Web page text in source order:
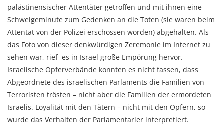
palästinensischer Attentäter getroffen und mit ihnen eine
Schweigeminute zum Gedenken an die Toten (sie waren beim
Attentat von der Polizei erschossen worden) abgehalten. Als
das Foto von dieser denkwürdigen Zeremonie im Internet zu
sehen war, rief es in Israel große Empörung hervor.
Israelische Opferverbände konnten es nicht fassen, dass
Abgeordnete des israelischen Parlaments die Familien von
Terroristen trösten – nicht aber die Familien der ermordeten
Israelis. Loyalität mit den Tätern – nicht mit den Opfern, so
wurde das Verhalten der Parlamentarier interpretiert.